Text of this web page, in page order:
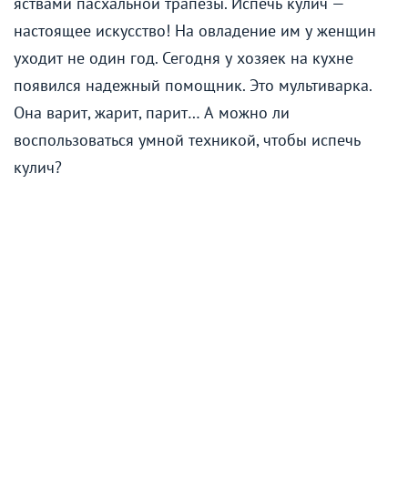
настоящее искусство! На овладение им у женщин
уходит не один год. Сегодня у хозяек на кухне
появился надежный помощник. Это мультиварка.
Она варит, жарит, парит… А можно ли
воспользоваться умной техникой, чтобы испечь
кулич?